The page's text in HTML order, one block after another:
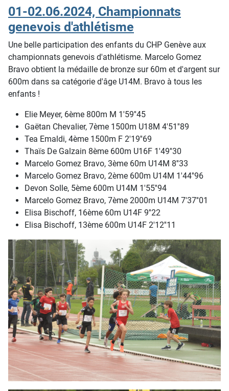
01-02.06.2024, Championnats
genevois d'athlétisme
Une belle participation des enfants du CHP Genève aux
championnats genevois d'athlétisme. Marcelo Gomez
Bravo obtient la médaille de bronze sur 60m et d'argent sur
600m dans sa catégorie d'âge U14M. Bravo à tous les
enfants !
Elie Meyer, 6ème 800m M 1'59''45
Gaëtan Chevalier, 7ème 1500m U18M 4'51''89
Tea Emaldi, 4ème 1500m F 2'19''69
Thaïs De Galzain 8ème 600m U16F 1'49''30
Marcelo Gomez Bravo, 3ème 60m U14M 8''33
Marcelo Gomez Bravo, 2ème 600m U14M 1'44''96
Devon Solle, 5ème 600m U14M 1'55''94
Marcelo Gomez Bravo, 7ème 2000m U14M 7'37''01
Elisa Bischoff, 16ème 60m U14F 9''22
Elisa Bischoff, 13ème 600m U14F 2'12''11